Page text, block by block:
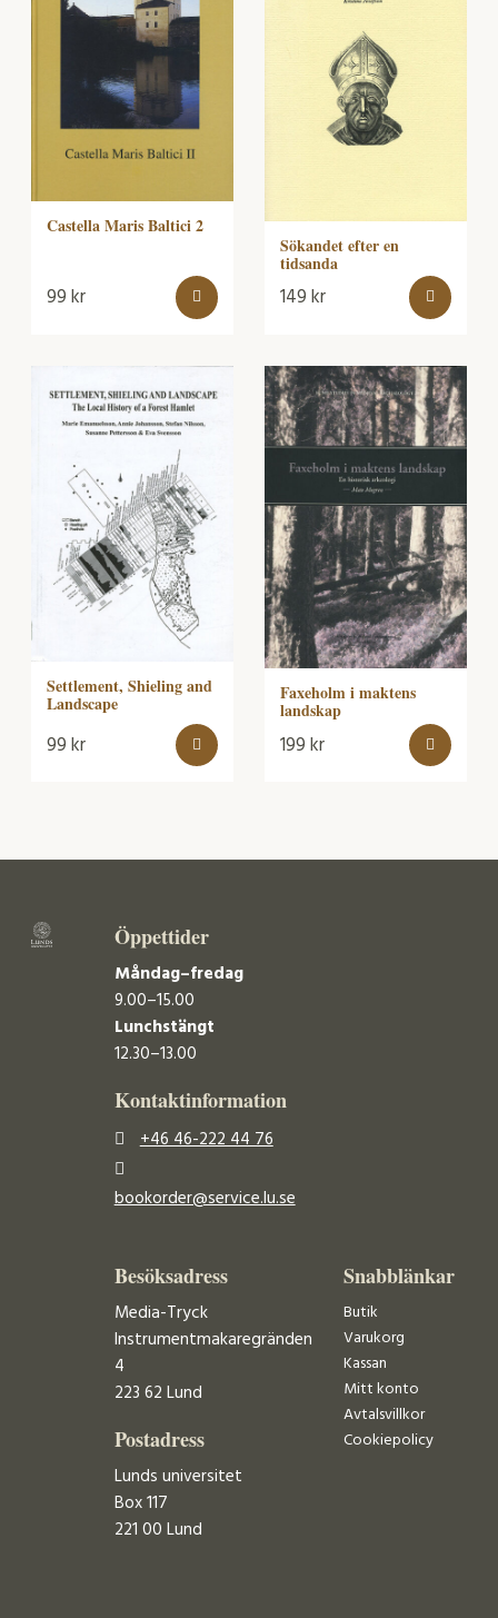
Castella Maris Baltici 2
99kr
Sökandet efter en
tidsanda
149kr
Settlement, Shieling and
Landscape
99kr
Faxeholm i maktens
landskap
199kr
Öppettider
Måndag–fredag
9.00–15.00
Lunchstängt
12.30–13.00
Kontaktinformation
+46 46-222 44 76
bookorder@service.lu.se
Besöksadress
Media-Tryck
Instrumentmakaregränden
4
223 62 Lund
Postadress
Lunds universitet
Box 117
221 00 Lund
Snabblänkar
Butik
Varukorg
Kassan
Mitt konto
Avtalsvillkor
Cookiepolicy